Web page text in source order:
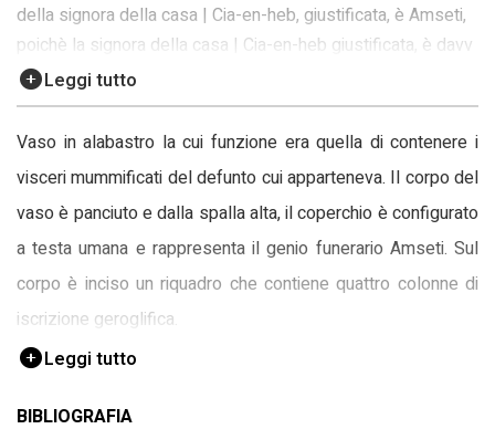
della signora della casa | Cia-en-heb, giustificata, è Amseti,
poichè la signora della casa | Cia-en-heb giustificata, è davv
ero Amseti")
Leggi tutto
Vaso in alabastro la cui funzione era quella di contenere i
visceri mummificati del defunto cui apparteneva. Il corpo del
vaso è panciuto e dalla spalla alta, il coperchio è configurato
a testa umana e rappresenta il genio funerario Amseti. Sul
corpo è inciso un riquadro che contiene quattro colonne di
iscrizione geroglifica.
L'oggetto è correlato alle schede con NCTN 00069158,
00069159, 00069160 perché forma un set di quattro vasi (il
Leggi tutto
BIBLIOGRAFIA